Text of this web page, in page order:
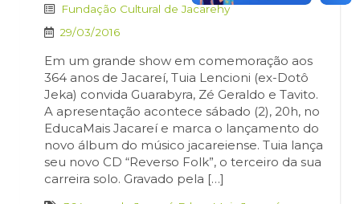
Fundação Cultural de Jacarehy
29/03/2016
Em um grande show em comemoração aos
364 anos de Jacareí, Tuia Lencioni (ex-Dotô
Jeka) convida Guarabyra, Zé Geraldo e Tavito.
A apresentação acontece sábado (2), 20h, no
EducaMais Jacareí e marca o lançamento do
novo álbum do músico jacareiense. Tuia lança
seu novo CD “Reverso Folk”, o terceiro da sua
carreira solo. Gravado pela […]